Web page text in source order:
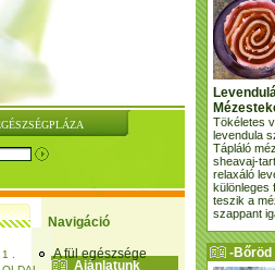
Navigáció
A fül egészsége
Ajánlatunk
1 .
Tökéletes
levendula
Tápláló
sheavaj-
relaxáló
különleges
teszik a
szappant
-Bőröd